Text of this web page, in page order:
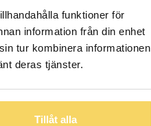
funktioner för
information från din enhet
tur kombinera informationen
deras tjänster.
Tillåt alla